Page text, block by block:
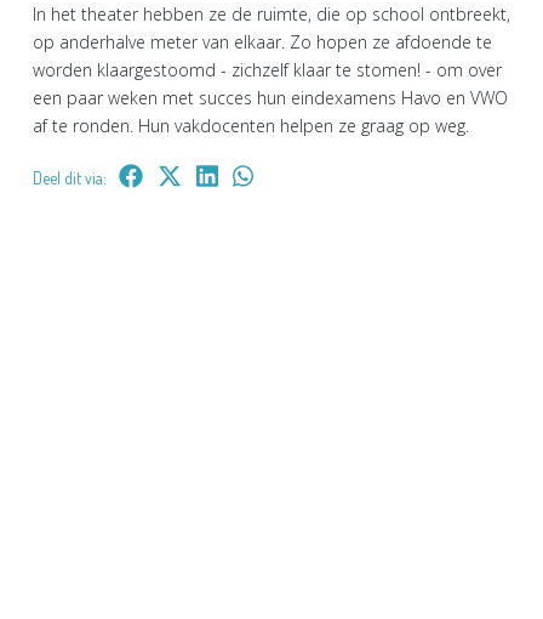
In het theater hebben ze de ruimte, die op school ontbreekt,
op anderhalve meter van elkaar. Zo hopen ze afdoende te
worden klaargestoomd - zichzelf klaar te stomen! - om over
een paar weken met succes hun eindexamens Havo en VWO
af te ronden. Hun vakdocenten helpen ze graag op weg.
Deel dit via: